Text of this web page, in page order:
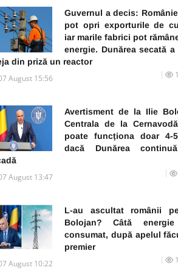
Guvernul a decis:
pot opri exporturile de
iar marile fabrici pot
energie. Dunărea secată a
din priză un reactor
August 15:56
Avertisment de la Ilie
Centrala de la
poate funcționa doar 4-
dacă Dunărea
August 13:47
L-au ascultat românii
Bolojan? Câtă
consumat, după apelul
premier
August 10:22